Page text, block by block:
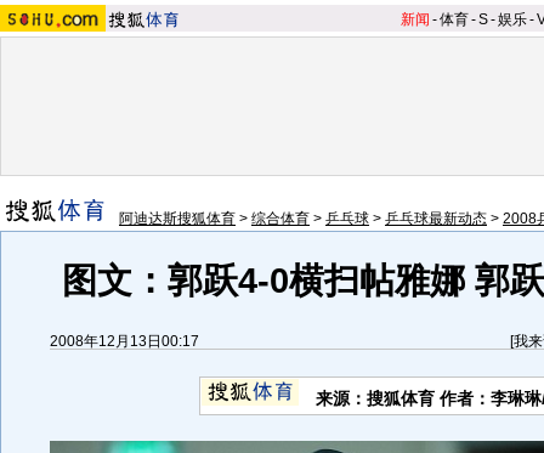
新闻 -体育-S-娱乐-
阿迪达斯搜狐体育 > 综合体育 > 乒乓球 > 乒乓球最新动态 > 2008
图文：郭跃4-0横扫帖雅娜 郭
2008年12月13日00:17 [我
来源：搜狐体育 作者：李琳